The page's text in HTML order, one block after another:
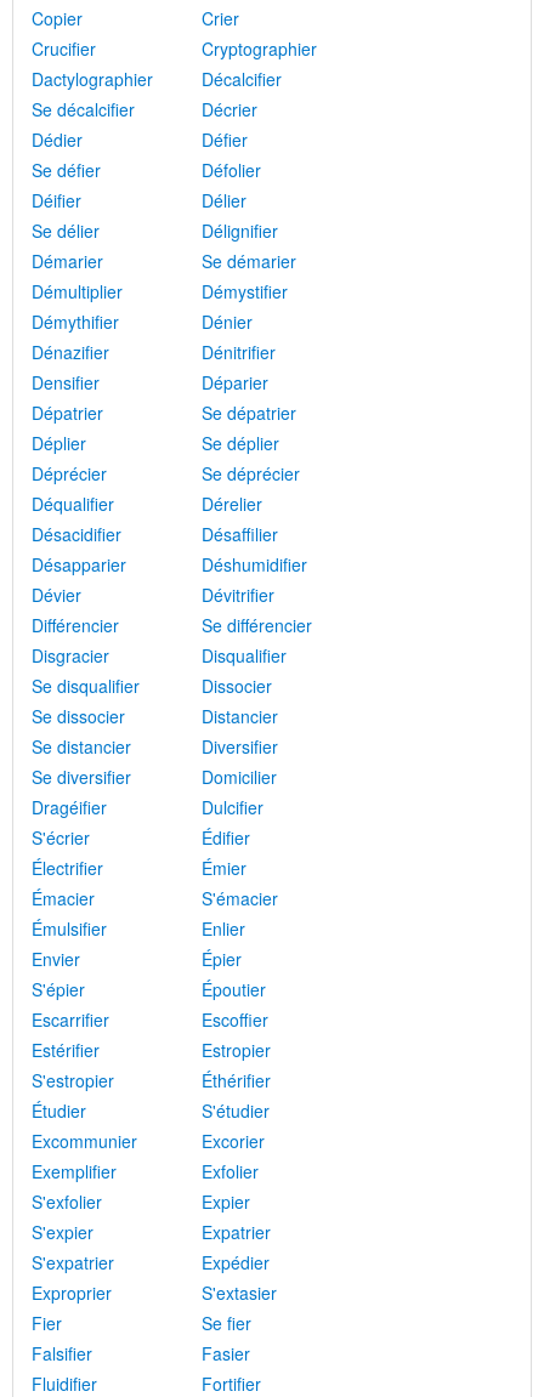
Copier
Crier
Crucifier
Cryptographier
Dactylographier
Décalcifier
Se décalcifier
Décrier
Dédier
Défier
Se défier
Défolier
Déifier
Délier
Se délier
Délignifier
Démarier
Se démarier
Démultiplier
Démystifier
Démythifier
Dénier
Dénazifier
Dénitrifier
Densifier
Déparier
Dépatrier
Se dépatrier
Déplier
Se déplier
Déprécier
Se déprécier
Déqualifier
Dérelier
Désacidifier
Désaffilier
Désapparier
Déshumidifier
Dévier
Dévitrifier
Différencier
Se différencier
Disgracier
Disqualifier
Se disqualifier
Dissocier
Se dissocier
Distancier
Se distancier
Diversifier
Se diversifier
Domicilier
Dragéifier
Dulcifier
S'écrier
Édifier
Électrifier
Émier
Émacier
S'émacier
Émulsifier
Enlier
Envier
Épier
S'épier
Époutier
Escarrifier
Escoffier
Estérifier
Estropier
S'estropier
Éthérifier
Étudier
S'étudier
Excommunier
Excorier
Exemplifier
Exfolier
S'exfolier
Expier
S'expier
Expatrier
S'expatrier
Expédier
Exproprier
S'extasier
Fier
Se fier
Falsifier
Fasier
Fluidifier
Fortifier